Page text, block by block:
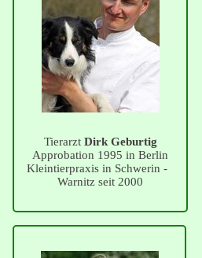
Tierarzt Dirk Geburtig
Approbation 1995 in Berlin
Kleintierpraxis in Schwerin -
Warnitz seit 2000